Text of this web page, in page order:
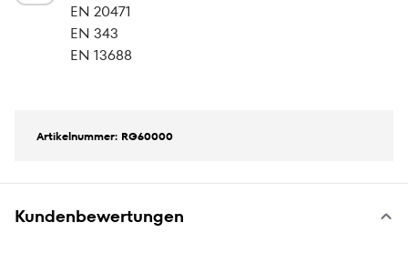
EN 20471
EN 343
EN 13688
Artikelnummer: RG60000
Kundenbewertungen